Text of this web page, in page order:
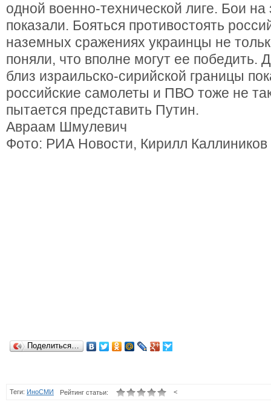
одной военно-технической лиге. Бои
показали. Бояться противостоять
наземных сражениях украинцы не
поняли, что вполне могут ее победить.
близ израильско-сирийской границы
российские самолеты и ПВО тоже не
пытается представить Путин.
Авраам Шмулевич
Фото: РИА Новости, Кирилл Каллиников
Поделиться…
Теги: ИноСМИ <
Рейтинг статьи: